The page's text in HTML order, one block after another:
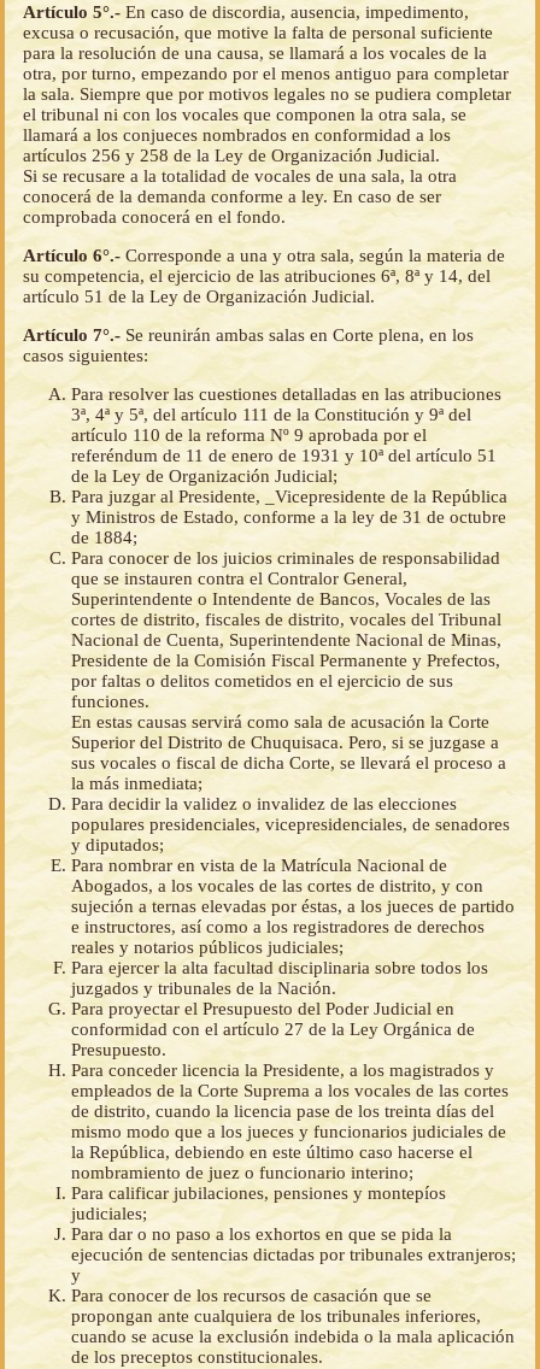
Artículo 5°.-En caso de discordia, ausencia, impedimento,
excusa o recusación, que motive la falta de personal suficiente
para la resolución de una causa, se llamará a los vocales de la
otra, por turno, empezando por el menos antiguo para completar
la sala. Siempre que por motivos legales no se pudiera completar
el tribunal ni con los vocales que componen la otra sala, se
llamará a los conjueces nombrados en conformidad a los
artículos 256 y 258 de la Ley de Organización Judicial.
Si se recusare a la totalidad de vocales de una sala, la otra
conocerá de la demanda conforme a ley. En caso de ser
comprobada conocerá en el fondo.
Artículo 6°.- Corresponde a una y otra sala, según la materia de
su competencia, el ejercicio de las atribuciones 6ª, 8ª y 14, del
artículo 51 de la Ley de Organización Judicial.
Artículo 7°.- Se reunirán ambas salas en Corte plena, en los
casos siguientes:
Para resolver las cuestiones detalladas en las atribuciones
3ª, 4ª y 5ª, del artículo 111 de la Constitución y 9ª del
artículo 110 de la reforma Nº 9 aprobada por el
referéndum de 11 de enero de 1931 y 10ª del artículo 51
de la Ley de Organización Judicial;
Para juzgar al Presidente, _Vicepresidente de la República
y Ministros de Estado, conforme a la ley de 31 de octubre
de 1884;
Para conocer de los juicios criminales de responsabilidad
que se instauren contra el Contralor General,
Superintendente o Intendente de Bancos, Vocales de las
cortes de distrito, fiscales de distrito, vocales del Tribunal
Nacional de Cuenta, Superintendente Nacional de Minas,
Presidente de la Comisión Fiscal Permanente y Prefectos,
por faltas o delitos cometidos en el ejercicio de sus
funciones.
En estas causas servirá como sala de acusación la Corte
Superior del Distrito de Chuquisaca. Pero, si se juzgase a
sus vocales o fiscal de dicha Corte, se llevará el proceso a
la más inmediata;
Para decidir la validez o invalidez de las elecciones
populares presidenciales, vicepresidenciales, de senadores
y diputados;
Para nombrar en vista de la Matrícula Nacional de
Abogados, a los vocales de las cortes de distrito, y con
sujeción a ternas elevadas por éstas, a los jueces de partido
e instructores, así como a los registradores de derechos
reales y notarios públicos judiciales;
Para ejercer la alta facultad disciplinaria sobre todos los
juzgados y tribunales de la Nación.
Para proyectar el Presupuesto del Poder Judicial en
conformidad con el artículo 27 de la Ley Orgánica de
Presupuesto.
Para conceder licencia la Presidente, a los magistrados y
empleados de la Corte Suprema a los vocales de las cortes
de distrito, cuando la licencia pase de los treinta días del
mismo modo que a los jueces y funcionarios judiciales de
la República, debiendo en este último caso hacerse el
nombramiento de juez o funcionario interino;
Para calificar jubilaciones, pensiones y montepíos
judiciales;
Para dar o no paso a los exhortos en que se pida la
ejecución de sentencias dictadas por tribunales extranjeros;
y
Para conocer de los recursos de casación que se
propongan ante cualquiera de los tribunales inferiores,
cuando se acuse la exclusión indebida o la mala aplicación
de los preceptos constitucionales.